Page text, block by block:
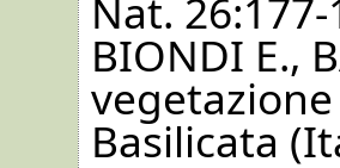
Nat.
BIONDI E.,
Basilicata